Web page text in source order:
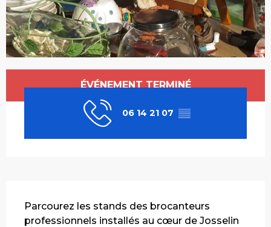
Ouverture et coordonnées
ÉVÉNEMENT TERMINÉ
06 14 21 07 ▒▒
Parcourez les stands des brocanteurs
professionnels installés au cœur de Josselin